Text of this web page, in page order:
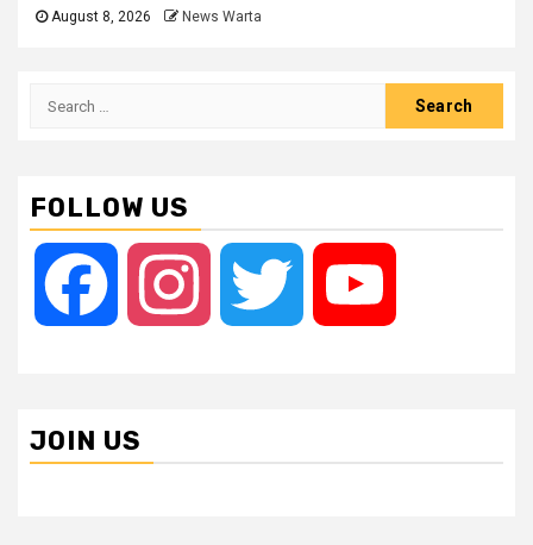
August 8, 2026 News Warta
Search
FOLLOW US
Facebook Instagram Twitter
JOIN US